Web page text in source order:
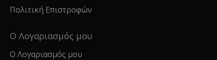
Πολιτική Επιστροφών
Ο Λογαριασμός μου
Ο Λογαριασμός μου